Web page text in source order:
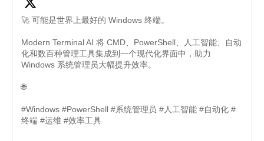
🚀 可能是世界上最好的 Windows 终端。
Modern Terminal AI 将 CMD、PowerShell、人工智能、自动
化和数百种管理工具集成到一个现代化界面中，助力
Windows 系统管理员大幅提升效率。
🌐
#Windows #PowerShell #系统管理员 #人工智能 #自动化 #
终端 #运维 #效率工具